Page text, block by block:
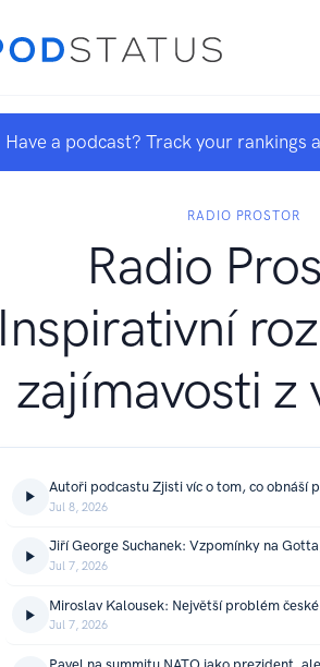
Have a podcast? Track your rankings
RADIO PROSTOR
Radio
Inspirativní
zajímavosti z
Jul 8, 2026
Jul 7, 2026
Jul 7, 2026